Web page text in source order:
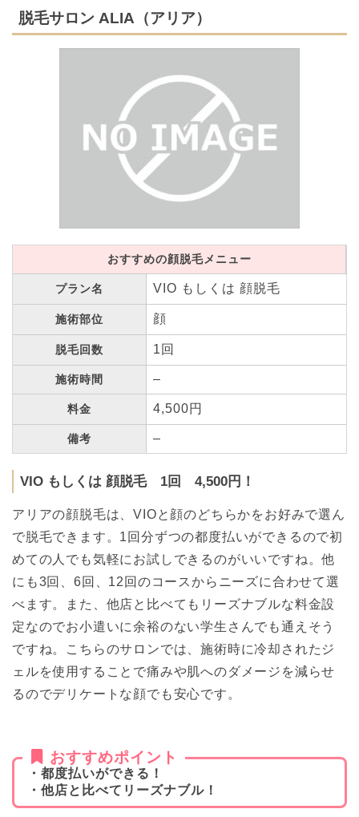
脱毛サロン ALIA（アリア）
おすすめの顔脱毛メニュー
プラン名 VIO もしくは 顔脱毛
施術部位 顔
脱毛回数 1回
施術時間 –
料金 4,500円
備考 –
VIO もしくは 顔脱毛 1回 4,500円！
アリアの顔脱毛は、VIOと顔のどちらかをお好みで選ん
で脱毛できます。1回分ずつの都度払いができるので初
めての人でも気軽にお試しできるのがいいですね。他
にも3回、6回、12回のコースからニーズに合わせて選
べます。また、他店と比べてもリーズナブルな料金設
定なのでお小遣いに余裕のない学生さんでも通えそう
ですね。こちらのサロンでは、施術時に冷却されたジ
ェルを使用することで痛みや肌へのダメージを減らせ
るのでデリケートな顔でも安心です。
おすすめポイント
・都度払いができる！
・他店と比べてリーズナブル！